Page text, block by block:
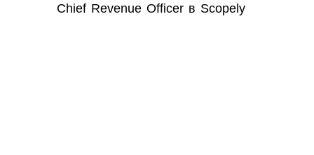
Chief Revenue Officer в Scopely